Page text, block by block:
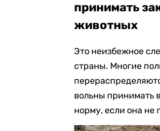
принимать
животных
Это неизбежное
страны. Многие
вольны принимать
норму, если она не